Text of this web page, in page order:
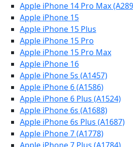
Apple iPhone 14 Pro Max
Apple iPhone 15
Apple iPhone 15 Plus
Apple iPhone 15 Pro
Apple iPhone 15 Pro Max
Apple iPhone 16
Apple iPhone 5s (A1457)
Apple iPhone 6 (A1586)
Apple iPhone 6 Plus (A1524)
Apple iPhone 6s (A1688)
Apple iPhone 6s Plus (A1687)
Apple iPhone 7 (A1778)